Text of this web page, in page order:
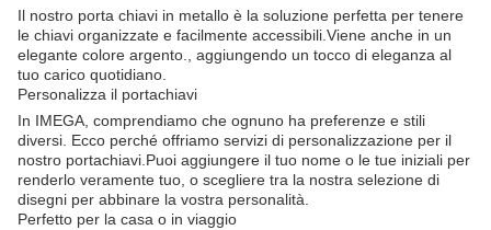
Il nostro porta chiavi in metallo è la soluzione perfetta per tenere
le chiavi organizzate e facilmente accessibili.Viene anche in un
elegante colore argento., aggiungendo un tocco di eleganza al
tuo carico quotidiano.
Personalizza il portachiavi
In IMEGA, comprendiamo che ognuno ha preferenze e stili
diversi. Ecco perché offriamo servizi di personalizzazione per il
nostro portachiavi.Puoi aggiungere il tuo nome o le tue iniziali per
renderlo veramente tuo, o scegliere tra la nostra selezione di
disegni per abbinare la vostra personalità.
Perfetto per la casa o in viaggio